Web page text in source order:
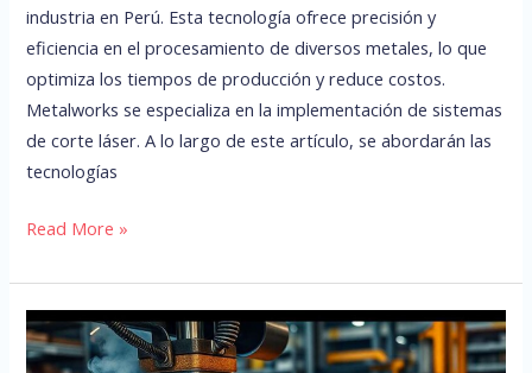
industria en Perú. Esta tecnología ofrece precisión y
eficiencia en el procesamiento de diversos metales, lo que
optimiza los tiempos de producción y reduce costos.
Metalworks se especializa en la implementación de sistemas
de corte láser. A lo largo de este artículo, se abordarán las
tecnologías
Read More »
Corte
Láser